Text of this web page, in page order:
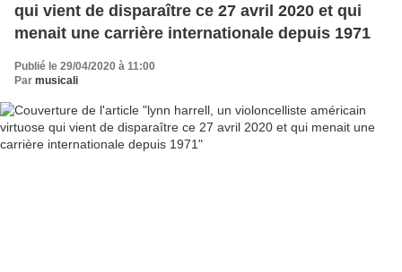
qui vient de disparaître ce 27 avril 2020 et qui
menait une carrière internationale depuis 1971
Publié le 29/04/2020 à 11:00
Par musicali